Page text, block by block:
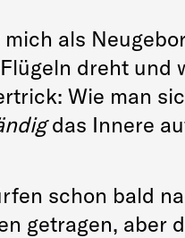
als
dreht und
Wie man
das Innere
schon bald
getragen, aber